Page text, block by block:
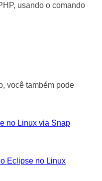
usando o comando
você também pode
no Linux via Snap
Eclipse no Linux